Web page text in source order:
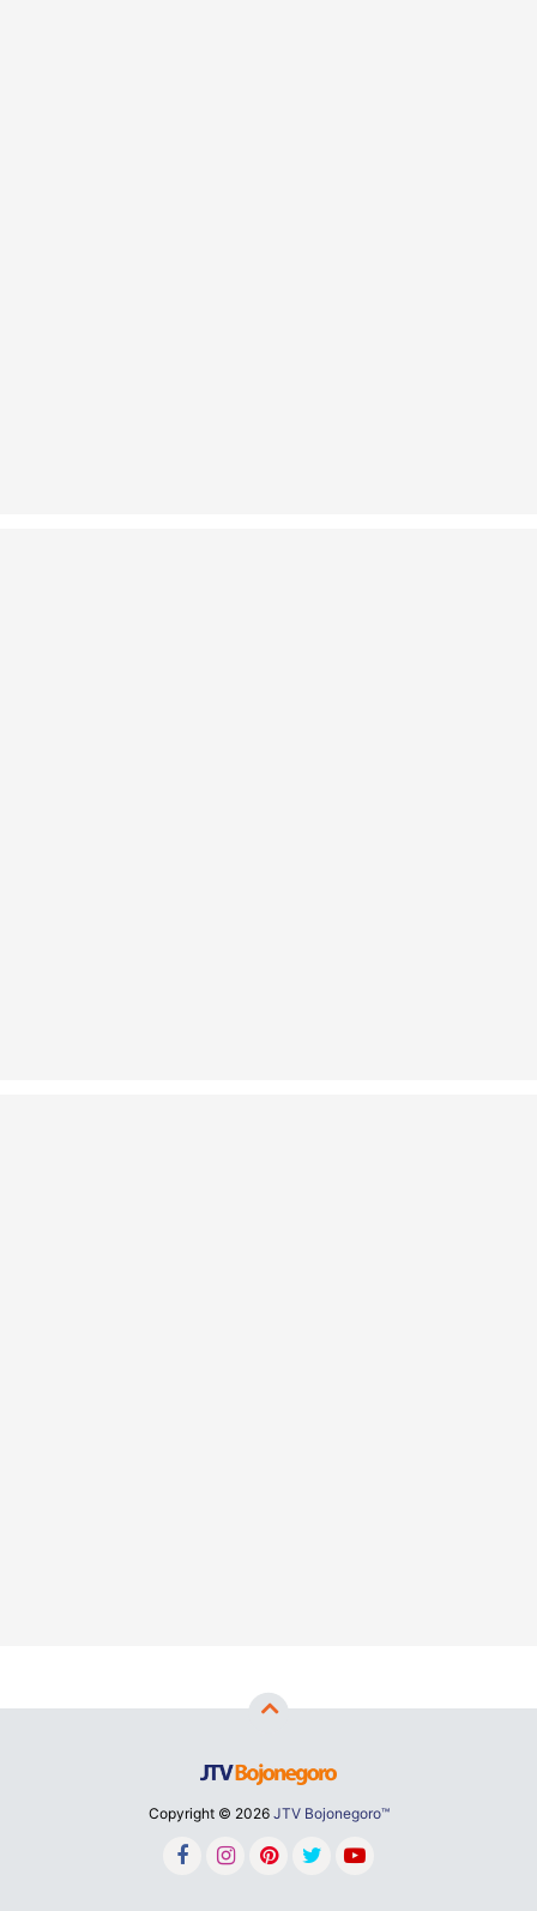
Copyright © 2026 JTV Bojonegoro™